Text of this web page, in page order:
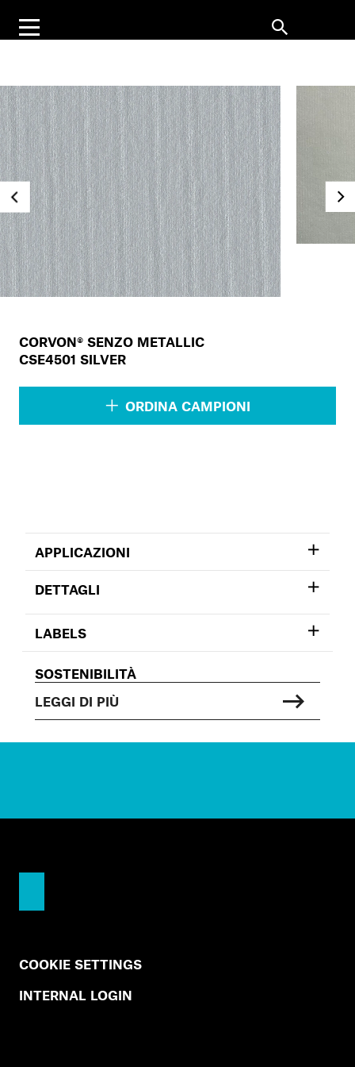
CORVON® SENZO METALLIC
CSE4501 SILVER
ORDINA CAMPIONI
APPLICAZIONI
DETTAGLI
LABELS
SOSTENIBILITÀ
LEGGI DI PIÙ
COOKIE SETTINGS
INTERNAL LOGIN